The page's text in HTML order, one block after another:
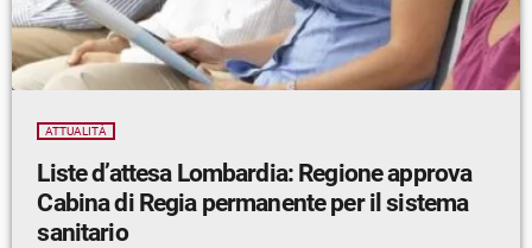
ATTUALITÀ
Liste d’attesa Lombardia: Regione approva
Cabina di Regia permanente per il sistema
sanitario